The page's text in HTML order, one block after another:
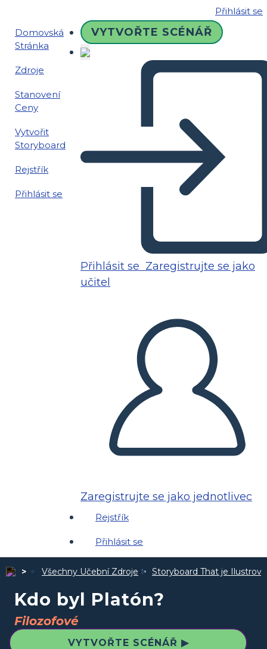
Přihlásit se
Domovská
Stránka
Zdroje
Stanovení
Ceny
Vytvořit
Storyboard
Rejstřík
Přihlásit se
VYTVOŘTE SCÉNÁŘ
Přihlásit se Zaregistrujte se jako
učitel
Zaregistrujte se jako jednotlivec
Rejstřík
Přihlásit se
Všechny Učební Zdroje Storyboard That je
Kdo byl Platón?
Filozofové
VYTVOŘTE SCÉNÁŘ ▶